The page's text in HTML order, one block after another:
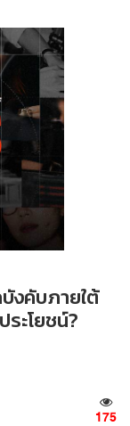
งคับภายใต้
ระโยชน์?
175